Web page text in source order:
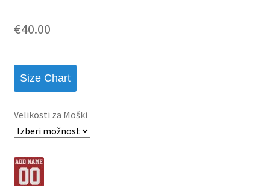
€40.00
Size Chart
Velikosti za Moški